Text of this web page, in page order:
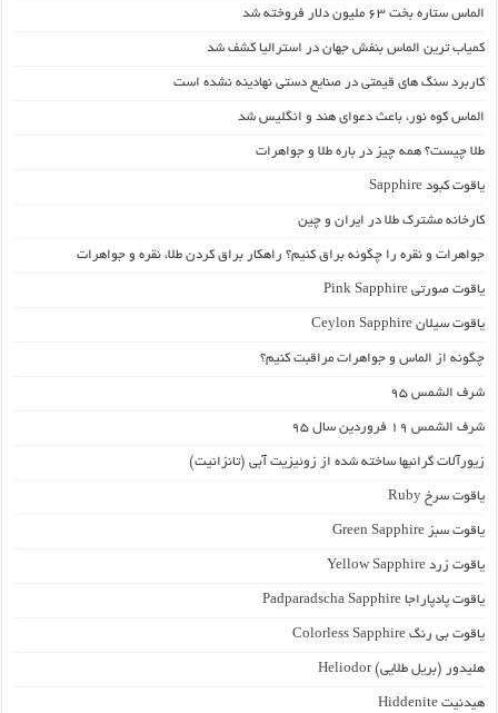
الماس ستاره بخت ۶۳ ملیون دلار فروخته شد
کمیاب­ ترین الماس بنفش جهان در استرالیا کشف شد
کاربرد سنگ های قیمتی در صنایع دستی نهادینه نشده است
الماس کوه نور، باعث دعوای هند و انگلیس شد
طلا چیست؟ همه چیز در باره طلا و جواهرات
یاقوت کبود Sapphire
کارخانه‌ مشترک طلا در ایران و چین
جواهرات و نقره را چگونه براق کنیم؟ راهکار براق کردن طلا، نقره و جواهرات
یاقوت صورتی Pink Sapphire
یاقوت سیلان Ceylon Sapphire
چگونه از الماس و جواهرات مراقبت کنیم؟
شرف الشمس 95
شرف الشمس 19 فروردین سال 95
زیورآلات گرانبها ساخته شده از زوئیزیت آبی (تانزانیت)
یاقوت سرخ Ruby
یاقوت سبز Green Sapphire
یاقوت زرد Yellow Sapphire
یاقوت پادپاراجا Padparadscha Sapphire
یاقوت بی رنگ Colorless Sapphire
هلیدور (بریل طلایی) Heliodor
هیدنیت Hiddenite